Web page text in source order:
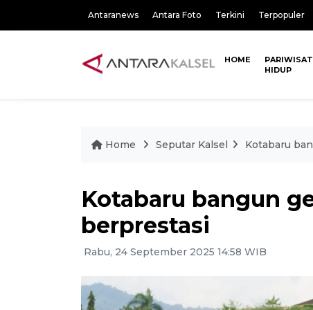
Antaranews Antara Foto Terkini Terpopuler
HOME
HIDUP
Home Seputar Kalsel Kotabaru
Kotabaru bangun
berprestasi
Rabu, 24 September 2025 14:58 WIB